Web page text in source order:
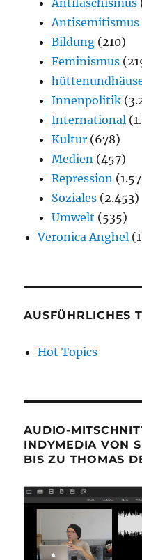
Antisemitismus
Bildung (210)
Feminismus
Innenpolitik
International
Kultur (678)
Medien (457)
Repression
Soziales (2.453)
Umwelt (535)
Veronica Anghel
AUSFÜHRLICHES
Hot Topics
AUDIO-
INDYMEDIA VON
BIS ZU THOMAS